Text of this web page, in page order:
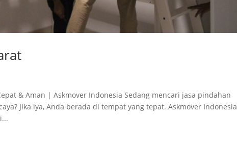
& Aman | Askmover Indonesia Sedang mencari jasa pindahan
Jika iya, Anda berada di tempat yang tepat. Askmover Indonesia